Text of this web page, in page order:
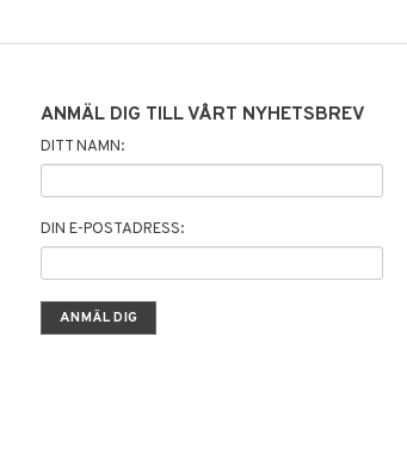
ANMÄL DIG TILL VÅRT NYHETSBREV
DITT NAMN:
DIN E-POSTADRESS: